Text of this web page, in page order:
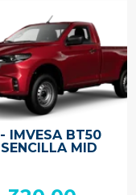
IMVESA BT50
MID